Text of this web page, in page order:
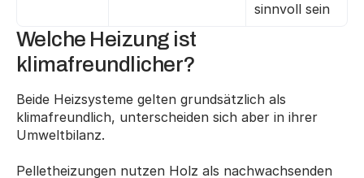
sinnvoll sein
Welche Heizung ist
klimafreundlicher?
Beide Heizsysteme gelten grundsätzlich als
klimafreundlich, unterscheiden sich aber in ihrer
Umweltbilanz.
Pelletheizungen nutzen Holz als nachwachsenden